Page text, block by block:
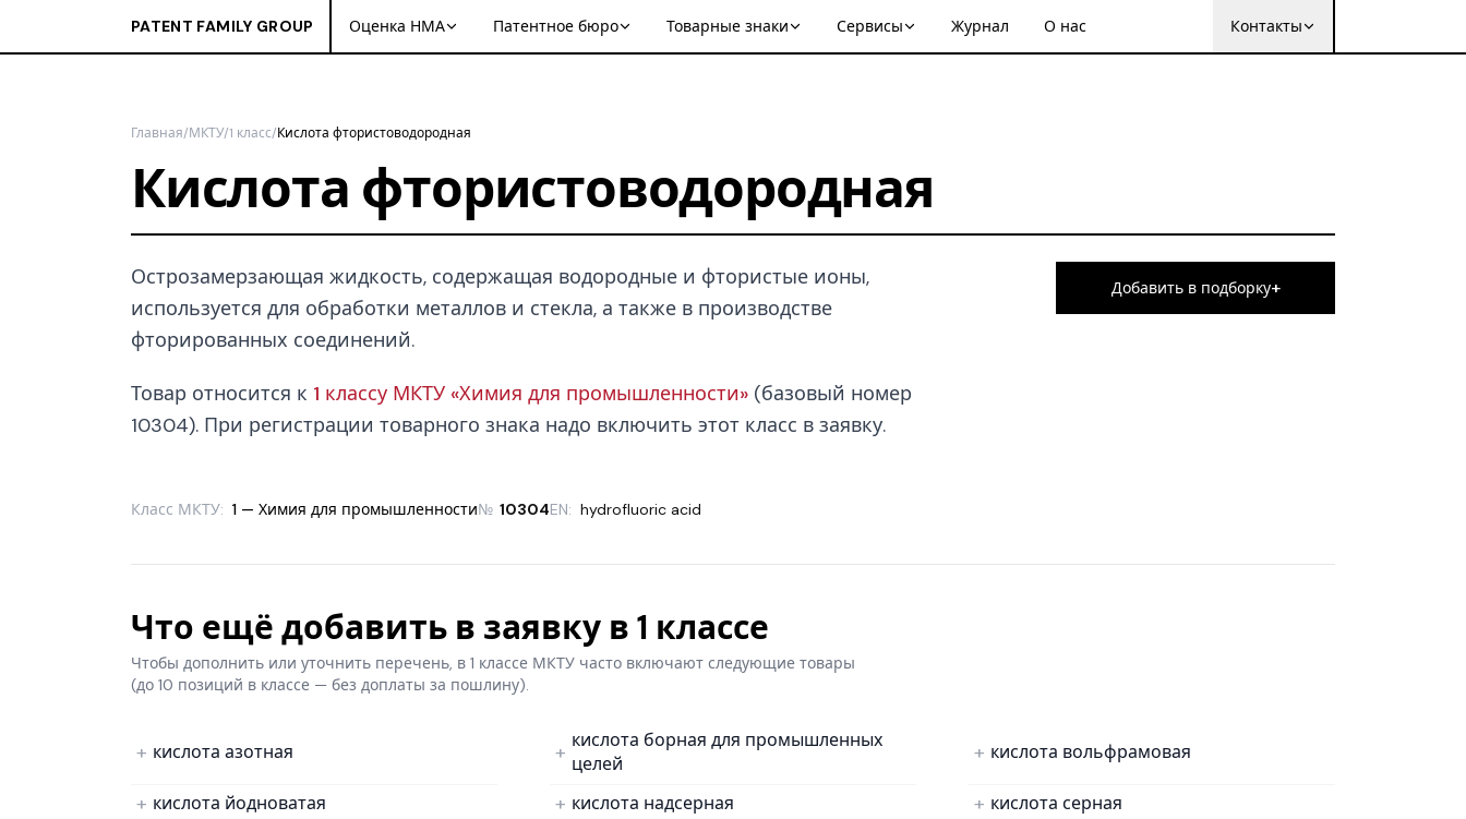
PATENT FAMILY GROUP Оценка НМА Патентное бюро Товарные знаки Сервисы Журнал О нас Контакты
Главная/МКТУ/1 класс/Кислота фтористоводородная
Кислота фтористоводородная
Острозамерзающая жидкость, содержащая водородные и фтористые ионы,
используется для обработки металлов и стекла, а также в производстве
фторированных соединений.
Товар относится к 1 классу МКТУ «Химия для промышленности» (базовый номер
10304). При регистрации товарного знака надо включить этот класс в заявку.
Добавить в подборку+
Класс МКТУ: 1 — Химия для промышленности№ 10304EN: hydrofluoric acid
Что ещё добавить в заявку в 1 классе
Чтобы дополнить или уточнить перечень, в 1 классе МКТУ часто включают следующие товары
(до 10 позиций в классе — без доплаты за пошлину).
кислота азотная
кислота борная для промышленных
целей
кислота вольфрамовая
кислота йодноватая кислота надсерная
кислота серная